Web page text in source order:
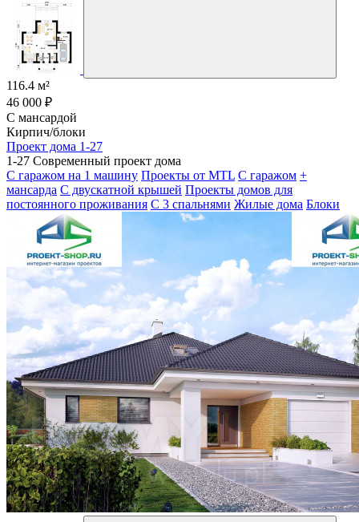
116.4 м²
46 000 ₽
С мансардой
Кирпич/блоки
Проект дома 1-27
1-27 Современный проект дома
С гаражом на 1 машину Проекты от MTL С гаражом +
мансарда С двускатной крышей Проекты домов для
постоянного проживания С 3 спальнями Жилые дома Блоки